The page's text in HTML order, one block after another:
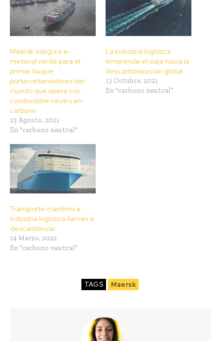
Maersk asegura e-
metanol verde para el
primer buque
portacontenedores del
mundo que opera con
combustible neutro en
carbono
23 Agosto, 2021
En "carbono neutral"
La industria logística
emprende el viaje hacia la
descarbonización global
13 Octubre, 2021
En "carbono neutral"
Transporte marítimo e
industria logística llaman a
descarbonizar
14 Marzo, 2022
En "carbono neutral"
TAGS Maersk